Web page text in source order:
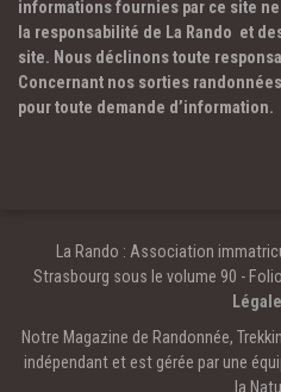
informations fournies par ce site
la responsabilité de La Rando et
site. Nous déclinons toute
Concernant nos sorties
pour toute demande d’information.
La Rando : Association
Strasbourg sous le volume 90 - Folio
Notre Magazine de Randonnée,
indépendant et est gérée par une
la